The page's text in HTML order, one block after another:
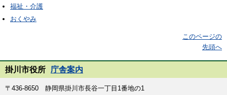
福祉・介護
おくやみ
このページの
先頭へ
掛川市役所 庁舎案内
〒436-8650 静岡県掛川市長谷一丁目1番地の1